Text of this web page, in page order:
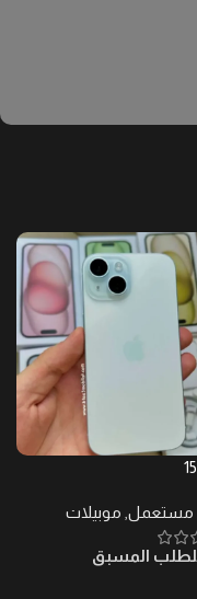
مستعمل موبيلات
المسبق